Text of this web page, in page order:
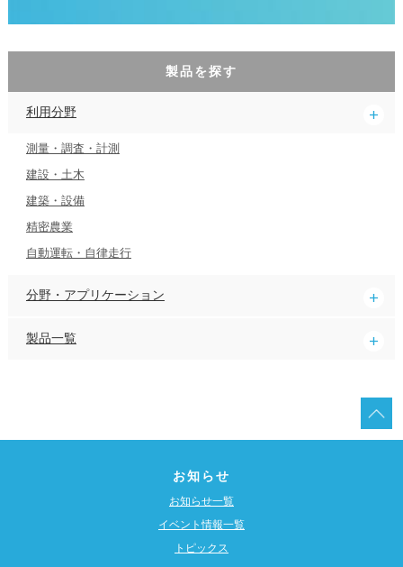
製品を探す
利用分野
測量・調査・計測
建設・土木
建築・設備
精密農業
自動運転・自律走行
分野・アプリケーション
製品一覧
お知らせ
お知らせ一覧
イベント情報一覧
トピックス